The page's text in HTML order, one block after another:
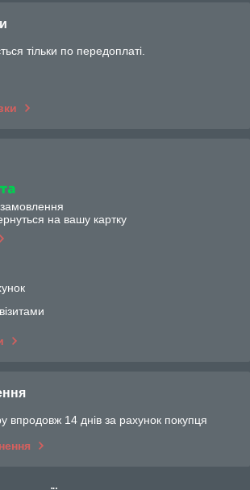
тільки по передоплаті.
на вашу картку
впродовж 14 днів за рахунок покупця